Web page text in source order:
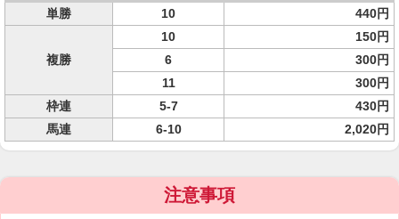
単勝 10 440円
複勝
10
150円
6
300円
11
300円
枠連
5-7
430円
馬連
6-10 2,020円
注意事項